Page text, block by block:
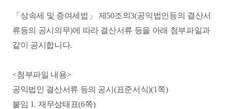
「 상속세 및 증여세법 」 제 50조의3(공익법인등의 결산서
류등의 공시의무)에 따라 결산서류 등을 아래 첨부파일과
같이 공시합니다.
<첨부파일 내용>
공익법인 결산서류 등의 공시 (표준서식)(1 쪽)
붙임 1. 재무상태표(6쪽)